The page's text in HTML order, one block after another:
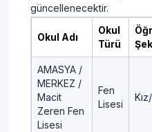
güncellenecektir.
Okul Adı
Okul
Türü
AMASYA /
MERKEZ /
Macit
Zeren Fen
Lisesi
Fen
Lisesi